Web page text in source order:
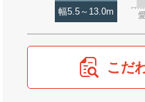
幅5.5～13.0m
こだ